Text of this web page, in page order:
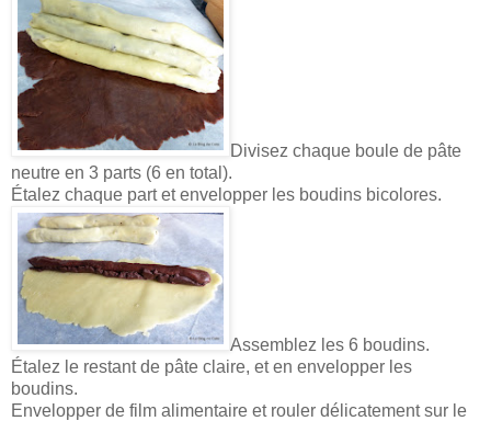
Divisez chaque boule de pâte
neutre en 3 parts (6 en total).
Étalez chaque part et envelopper les boudins bicolores.
Assemblez les 6 boudins.
Étalez le restant de pâte claire, et en envelopper les
boudins.
Envelopper de film alimentaire et rouler délicatement sur le